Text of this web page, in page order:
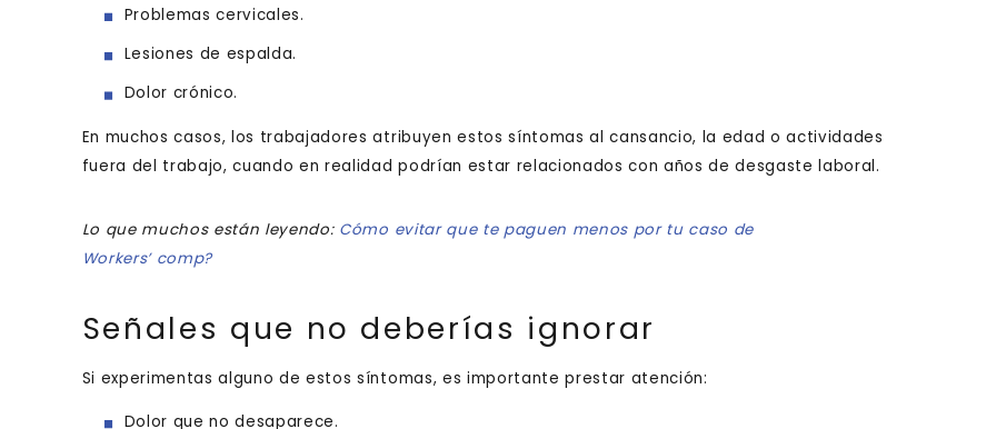
Problemas cervicales.
Lesiones de espalda.
Dolor crónico.
En muchos casos, los trabajadores atribuyen estos síntomas al cansancio, la edad o actividades
fuera del trabajo, cuando en realidad podrían estar relacionados con años de desgaste laboral.
Lo que muchos están leyendo: Cómo evitar que te paguen menos por tu caso de
Workers’ comp?
Señales que no deberías ignorar
Si experimentas alguno de estos síntomas, es importante prestar atención:
Dolor que no desaparece.